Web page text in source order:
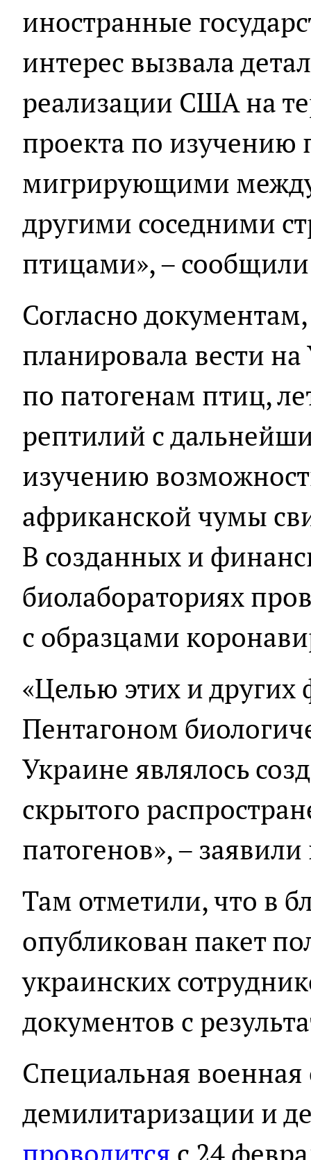
иностранные
интерес вызвала
реализации США на
проекта по изучению
мигрирующими
другими соседними
птицами», –
Согласно
планировала вести
по патогенам птиц,
рептилий с
изучению
африканской чумы
В созданных и
биолабораториях
с образцами
«Целью этих и
Пентагоном
Украине являлось
скрытого
патогенов», –
Там отметили, что в
опубликован пакет
украинских
документов с
Специальная
демилитаризации и